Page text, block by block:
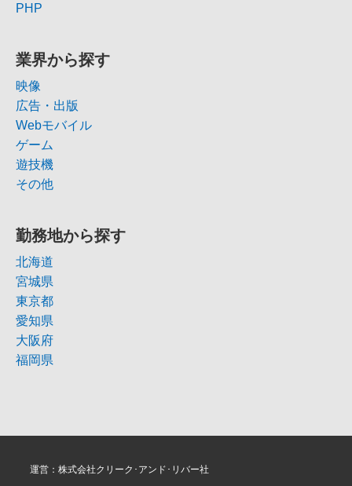
PHP
業界から探す
映像
広告・出版
Webモバイル
ゲーム
遊技機
その他
勤務地から探す
北海道
宮城県
東京都
愛知県
大阪府
福岡県
運営：株式会社クリーク･アンド･リバー社